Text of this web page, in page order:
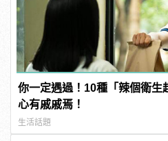
你一定遇過！10種「辣個衛生
心有戚戚焉！
生活話題